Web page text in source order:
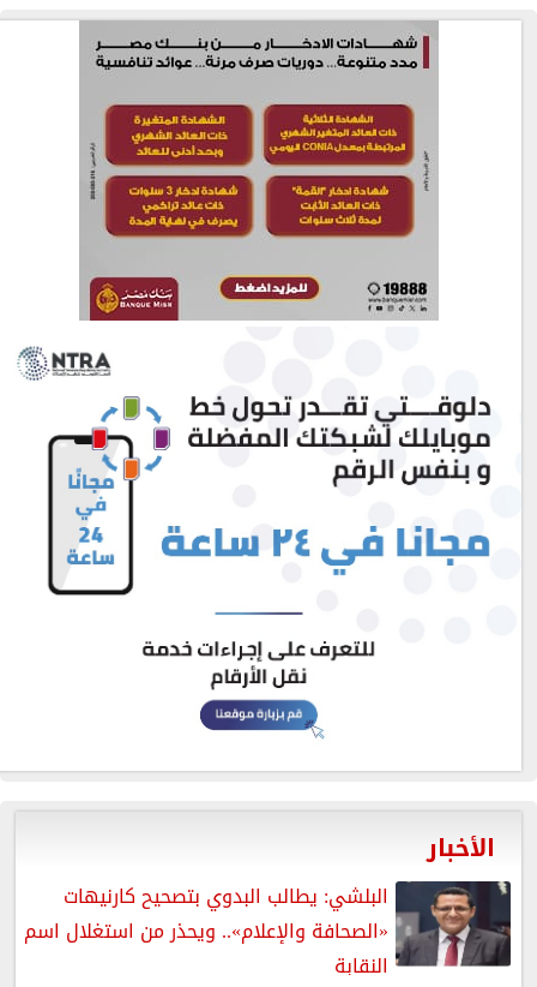
الأخبار
البلشي: يطالب البدوي بتصحيح كارنيهات
«الصحافة والإعلام».. ويحذر من استغلال اسم
النقابة